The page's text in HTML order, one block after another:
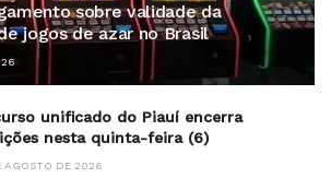
sobre validade da
jogos de azar no Brasil
unificado do Piauí encerra
nesta quinta-feira (6)
AGOSTO DE 2026